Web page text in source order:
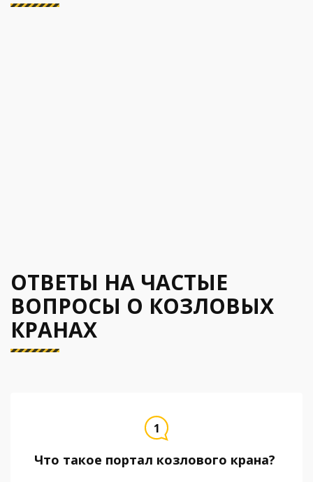
ОТВЕТЫ НА ЧАСТЫЕ
ВОПРОСЫ О КОЗЛОВЫХ
КРАНАХ
Что такое портал козлового крана?